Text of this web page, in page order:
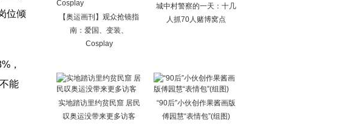
位倾
，
能
【奥运画刊】观众抢镜指
南：爱国、变装、
Cosplay
城中村警察的一天：十几
人抓70人赌博窝点
实地踏访里约贫民窟 居民
叹奥运没带来更多访客
“90后”小伙创作果酱画版
傅园慧“表情包”(组图)